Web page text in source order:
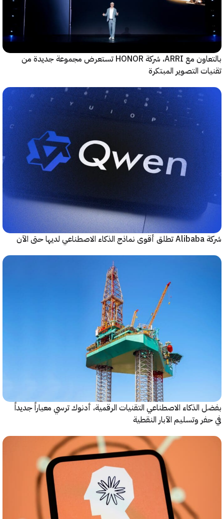
بالتعاون مع ARRI، شركة HONOR تستعرض مجموعة جديدة من
التصوير المبتكرة
الاصطناعي التقنيات الرقمية، أدنوك ترسي معياراً جديداً
وتسليم الآبار النقطية